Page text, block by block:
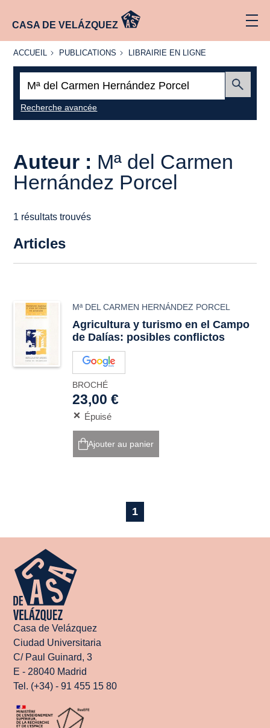
CASA DE VELÁZQUEZ
ACCUEIL
ACCUEIL PUBLICATIONS
PUBLICATIONS
LIBRAIRIE
LIBRAIRIE EN LIGNE
Recherche avancée
Auteur : Mª del Carmen
Hernández Porcel
1 résultats trouvés
Articles
Mª DEL CARMEN HERNÁNDEZ PORCEL
Agricultura y turismo en el Campo
de Dalías: posibles conflictos
BROCHÉ
23,00 €
Épuisé
Ajouter au panier
1
Casa de Velázquez
Ciudad Universitaria
C/ Paul Guinard, 3
E - 28040 Madrid
Tel. (+34) - 91 455 15 80